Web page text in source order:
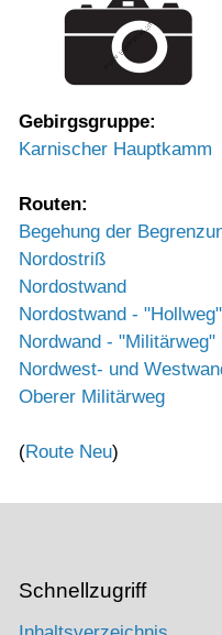
Gebirgsgruppe:
Karnischer Hauptkamm
Routen:
Begehung der
Nordostriß
Nordostwand
Nordostwand - "Hollweg"
Nordwand - "Militärweg"
Nordwest- und
Oberer Militärweg
(Route Neu)
Schnellzugriff